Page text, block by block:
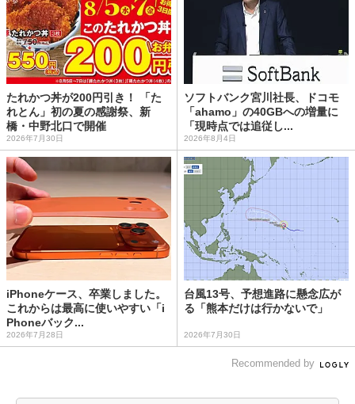
たれかつ丼が200円引き！ 「た
れとん」初の夏の感謝祭、新
橋・中野北口で開催
2026年7月30日
ソフトバンク宮川社長、ドコモ
「ahamo」の40GBへの増量に
「現時点では追従し...
2026年8月4日
iPhoneケース、卒業しました。
これからは最高に使いやすい「i
Phoneバック...
2026年7月28日
台風13号、予想進路に懸念広が
る「熊本だけは行かないで」
2026年7月30日
Recommended by